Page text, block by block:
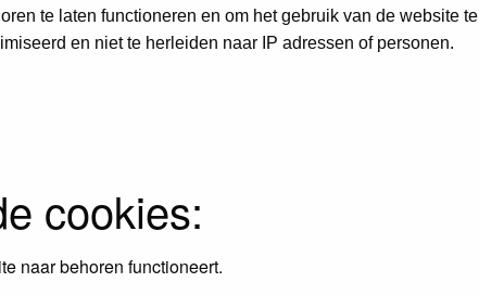
te laten functioneren en om het gebruik van de website te
en niet te herleiden naar IP adressen of personen.
cookies:
naar behoren functioneert.